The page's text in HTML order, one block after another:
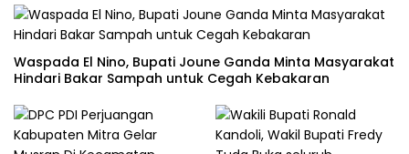
Waspada El Nino, Bupati Joune Ganda Minta Masyarakat
Hindari Bakar Sampah untuk Cegah Kebakaran